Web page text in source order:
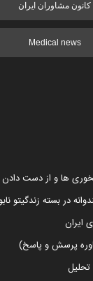
کانون مشاوران ایران
Medical news
ها و از دست
در بسته زندگیتو
ایران
پرسش و پاسخ)